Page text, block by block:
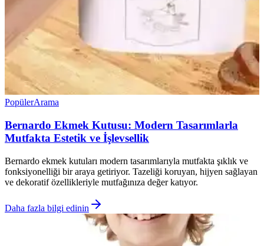
PopülerArama
Bernardo Ekmek Kutusu: Modern Tasarımlarla
Mutfakta Estetik ve İşlevsellik
Bernardo ekmek kutuları modern tasarımlarıyla mutfakta şıklık ve
fonksiyonelliği bir araya getiriyor. Tazeliği koruyan, hijyen sağlayan
ve dekoratif özellikleriyle mutfağınıza değer katıyor.
Daha fazla bilgi edinin